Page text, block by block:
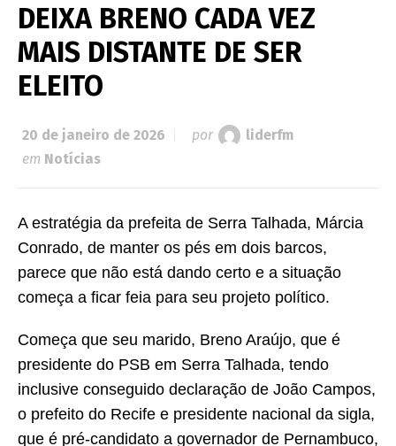
DEIXA BRENO CADA VEZ
MAIS DISTANTE DE SER
ELEITO
20 de janeiro de 2026 por
liderfm
em Notícias
A estratégia da prefeita de Serra Talhada, Márcia
Conrado, de manter os pés em dois barcos,
parece que não está dando certo e a situação
começa a ficar feia para seu projeto político.
Começa que seu marido, Breno Araújo, que é
presidente do PSB em Serra Talhada, tendo
inclusive conseguido declaração de João Campos,
o prefeito do Recife e presidente nacional da sigla,
que é pré-candidato a governador de Pernambuco,